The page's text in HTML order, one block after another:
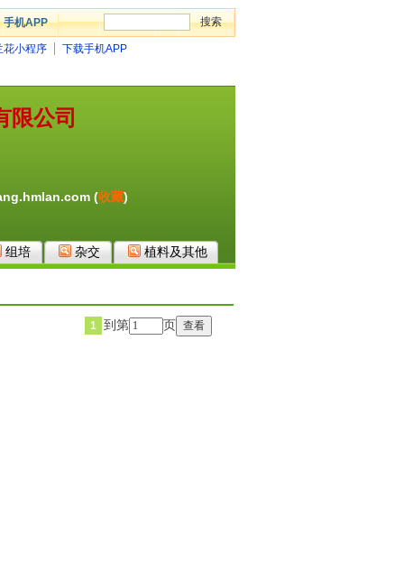
手机APP
花小程序
下载手机APP
限公司
(收藏)
组培 杂交 植料及其他
1 到第 页